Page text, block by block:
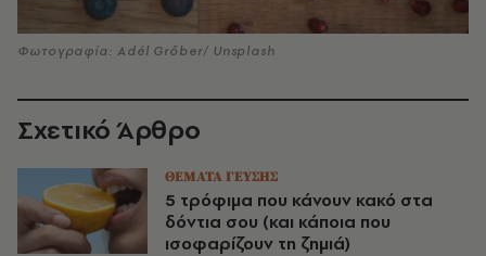
Φωτογραφία: Adél Grőber/ Unsplash
Σχετικό Άρθρο
ΘΕΜΑΤΑ ΓΕΥΣΗΣ
5 τρόφιμα που κάνουν κακό στα
δόντια σου (και κάποια που
ισοφαρίζουν τη ζημιά)